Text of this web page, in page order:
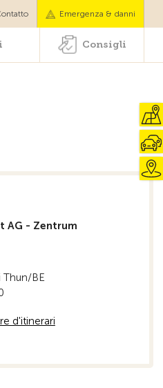
veicoli Consigli
Emergenza & danni
Consigli
AG - Zentrum
BE
d'itinerari